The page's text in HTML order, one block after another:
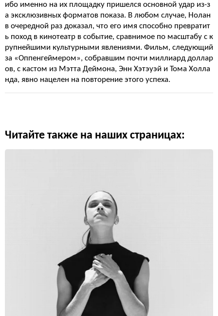
ибо именно на их площадку пришелся основной удар из-з
а эксклюзивных форматов показа. В любом случае, Нолан
в очередной раз доказал, что его имя способно превратит
ь поход в кинотеатр в событие, сравнимое по масштабу с к
рупнейшими культурными явлениями. Фильм, следующий
за «Оппенгеймером», собравшим почти миллиард доллар
ов, с кастом из Мэтта Деймона, Энн Хэтэуэй и Тома Холла
нда, явно нацелен на повторение этого успеха.
Читайте также на наших страницах: